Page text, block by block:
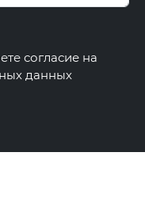
согласие на
данных